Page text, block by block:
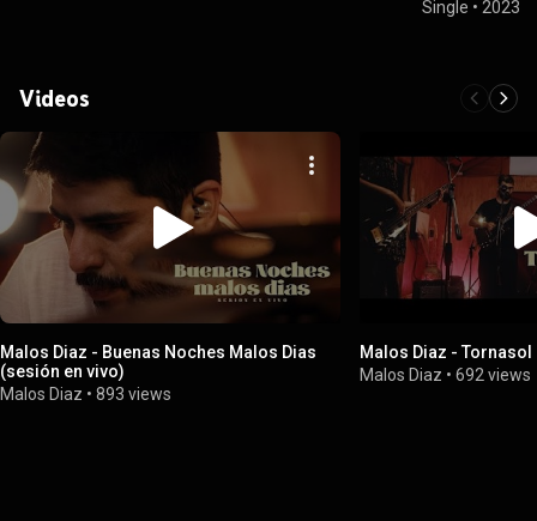
Single • 2023
Videos
Malos Diaz - Buenas Noches Malos Dias
(sesión en vivo)
Malos Diaz • 893 views
Malos Diaz -
Malos Diaz •692 views